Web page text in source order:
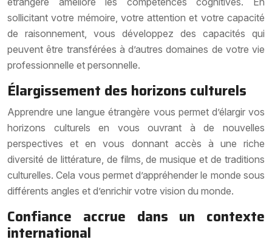
sollicitant votre mémoire, votre attention et votre capacité
de raisonnement, vous développez des capacités qui
peuvent être transférées à d’autres domaines de votre vie
professionnelle et personnelle.
Élargissement des horizons culturels
Apprendre une langue étrangère vous permet d’élargir vos
horizons culturels en vous ouvrant à de nouvelles
perspectives et en vous donnant accès à une riche
diversité de littérature, de films, de musique et de traditions
culturelles. Cela vous permet d’appréhender le monde sous
différents angles et d’enrichir votre vision du monde.
Confiance accrue dans un contexte
international